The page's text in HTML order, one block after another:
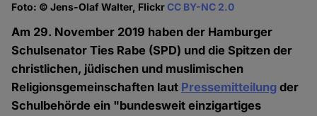
Foto: © Jens-Olaf Walter, FlickrCC BY-NC 2.0
Am 29. November 2019 haben der Hamburger
Schulsenator Ties Rabe (SPD) und die Spitzen der
christlichen, jüdischen und muslimischen
Religionsgemeinschaften laut Pressemitteilung der
Schulbehörde ein "bundesweit einzigartiges